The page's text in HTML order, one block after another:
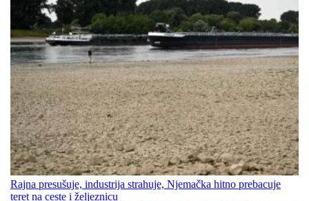
Rajna presušuje, industrija strahuje, Njemačka hitno prebacuje
teret na ceste i željeznicu